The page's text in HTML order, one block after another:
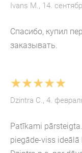
Ivans M., 14.
Спасибо, купил
заказывать.
★★★★★
Dzintra C., 4.
Patīkami
piegāde-viss